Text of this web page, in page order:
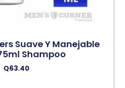
Suave Y Manejable
Shampoo
Q63.40